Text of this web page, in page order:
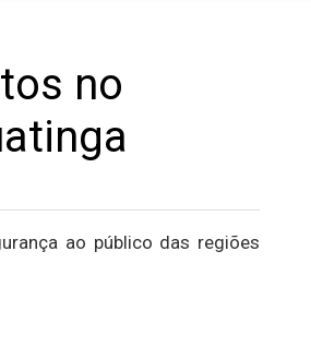
no
ao público das regiões